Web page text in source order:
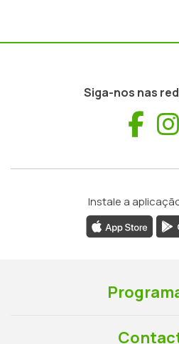
Siga-nos nas
Instale a